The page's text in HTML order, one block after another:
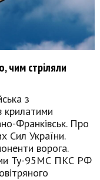
чим стріляли
з
крилатими
Франківськ. Про
Сил України.
ворога.
Ту-95МС ПКС РФ